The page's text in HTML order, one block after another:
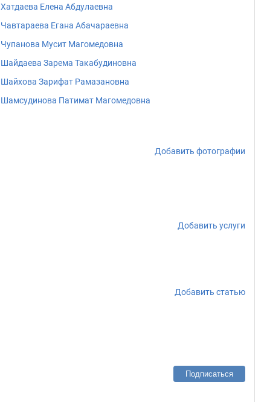
Хатдаева Елена Абдулаевна
Чавтараева Егана Абачараевна
Чупанова Мусит Магомедовна
Шайдаева Зарема Такабудиновна
Шайхова Зарифат Рамазановна
Шамсудинова Патимат Магомедовна
Добавить фотографии
Добавить услуги
Добавить статью
Подписаться